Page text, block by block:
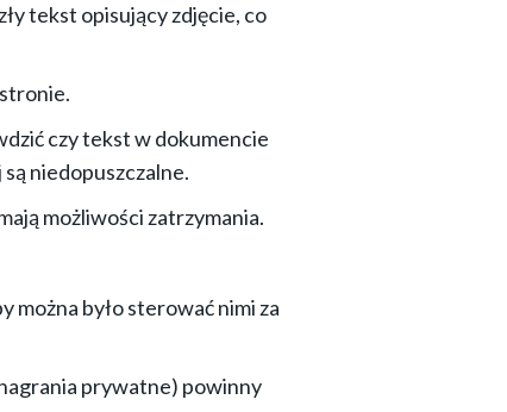
tekst opisujący zdjęcie, co
czy tekst w dokumencie
niedopuszczalne.
możliwości zatrzymania.
można było sterować nimi za
prywatne) powinny